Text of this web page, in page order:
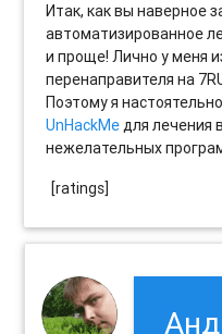
Итак, как вы наверное
автоматизированное
и проще! Лично у меня
перенаправителя на
Поэтому я
UnHackMeдля лечения
нежелательных
[ratings]